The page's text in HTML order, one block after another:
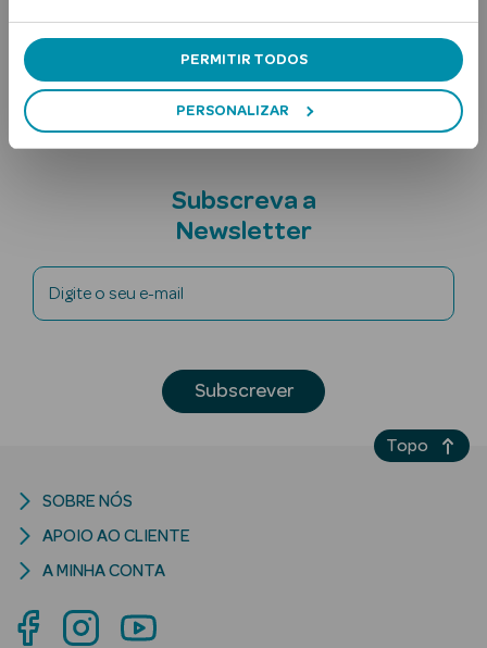
PERMITIR TODOS
PERSONALIZAR
Corpo
Rosto e
Nota adicional
Subscreva a
Newsletter
Digite o seu e-mail
Subscrever
SOBRE NÓS
APOIO AO CLIENTE
A MINHA CONTA
Topo